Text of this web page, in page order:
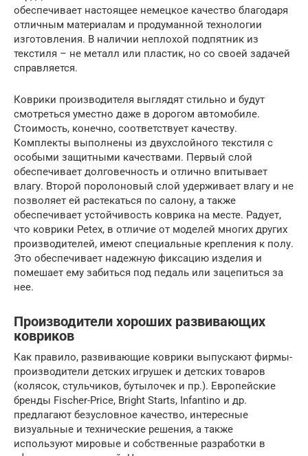
обеспечивает настоящее немецкое качество благодаря
отличным материалам и продуманной технологии
изготовления. В наличии неплохой подпятник из
текстиля – не металл или пластик, но со своей задачей
справляется.
Коврики производителя выглядят стильно и будут
смотреться уместно даже в дорогом автомобиле.
Стоимость, конечно, соответствует качеству.
Комплекты выполнены из двухслойного текстиля с
особыми защитными качествами. Первый слой
обеспечивает долговечность и отлично впитывает
влагу. Второй поролоновый слой удерживает влагу и не
позволяет ей растекаться по салону, а также
обеспечивает устойчивость коврика на месте. Радует,
что коврики Petex, в отличие от моделей многих других
производителей, имеют специальные крепления к полу.
Это обеспечивает надежную фиксацию изделия и
помешает ему забиться под педаль или зацепиться за
нее.
Производители хороших развивающих
ковриков
Как правило, развивающие коврики выпускают фирмы-
производители детских игрушек и детских товаров
(колясок, стульчиков, бутылочек и пр.). Европейские
бренды Fischer-Price, Bright Starts, Infantino и др.
предлагают безусловное качество, интересные
визуальные и технические решения, а также
используют мировые и собственные разработки в